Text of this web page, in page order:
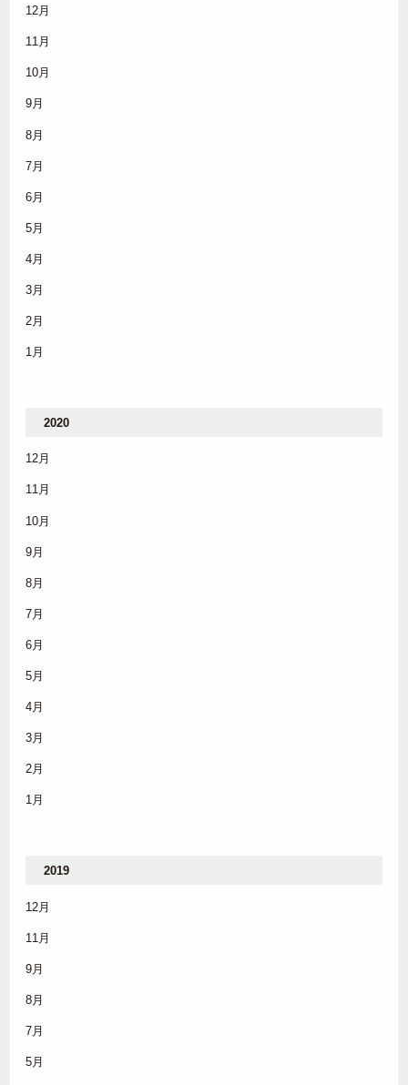
12月
11月
10月
9月
8月
7月
6月
5月
4月
3月
2月
1月
2020
12月
11月
10月
9月
8月
7月
6月
5月
4月
3月
2月
1月
2019
12月
11月
9月
8月
7月
5月